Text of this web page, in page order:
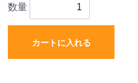
数量
カートに入れる